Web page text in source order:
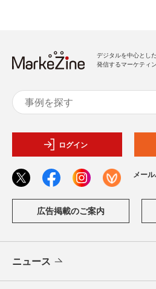
デジタルを中心とし
発信するマーケティ
ログイン
メー
広告掲載のご案内
ニュース